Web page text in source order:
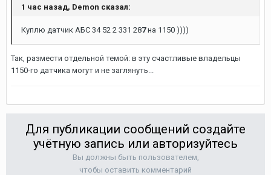
1 час назад, Demon сказал:
Куплю датчик АБС 34 52 2 331 287на 1150 ))))
Так, размести отдельной темой: в эту счастливые владельцы
1150-го датчика могут и не заглянуть...
Для публикации сообщений создайте
учётную запись или авторизуйтесь
Вы должны быть пользователем,
чтобы оставить комментарий